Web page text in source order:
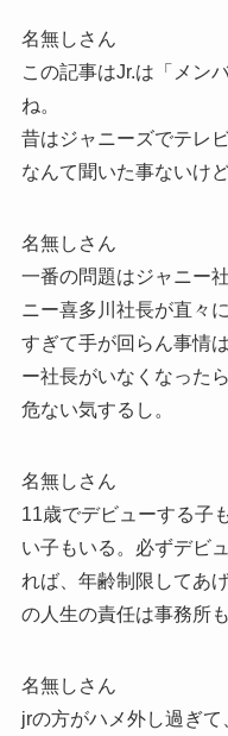
名無しさん
この記事はJr.は「メン
ね。
昔はジャニーズでテレ
なんて聞いた事ないけ
名無しさん
一番の問題はジャニー
ニー喜多川社長が直々
すぎて手が回らん事情
ー社長がいなくなった
危ない気するし。
名無しさん
11歳でデビューする子
い子もいる。必ずデビ
れば、年齢制限してあ
の人生の責任は事務所
名無しさん
jrの方がハメ外し過ぎ